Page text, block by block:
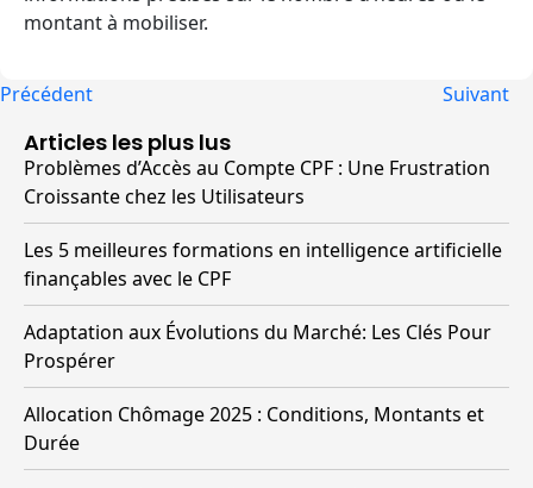
montant à mobiliser.
Précédent Suivant
Articles les plus lus
Problèmes d’Accès au Compte CPF : Une Frustration
Croissante chez les Utilisateurs
Les 5 meilleures formations en intelligence artificielle
finançables avec le CPF
Adaptation aux Évolutions du Marché: Les Clés Pour
Prospérer
Allocation Chômage 2025 : Conditions, Montants et
Durée